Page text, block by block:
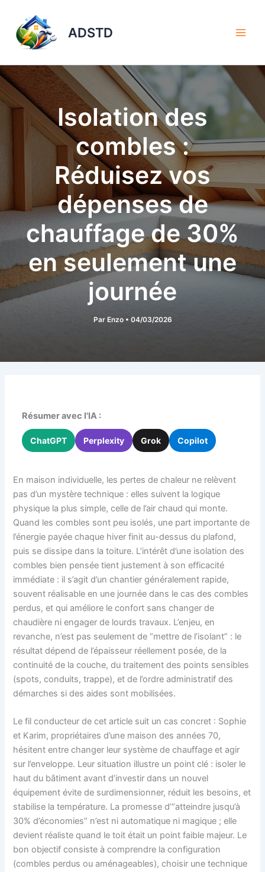
contenu
ADSTD
Isolation des
combles :
Réduisez vos
dépenses de
chauffage de 30%
en seulement une
journée
Par Enzo • 04/03/2026
Résumer avec l'IA :
ChatGPT Perplexity Grok Copilot
En maison individuelle, les pertes de chaleur ne relèvent
pas d’un mystère technique : elles suivent la logique
physique la plus simple, celle de l’air chaud qui monte.
Quand les combles sont peu isolés, une part importante de
l’énergie payée chaque hiver finit au-dessus du plafond,
puis se dissipe dans la toiture. L’intérêt d’une isolation des
combles bien pensée tient justement à son efficacité
immédiate : il s’agit d’un chantier généralement rapide,
souvent réalisable en une journée dans le cas des combles
perdus, et qui améliore le confort sans changer de
chaudière ni engager de lourds travaux. L’enjeu, en
revanche, n’est pas seulement de “mettre de l’isolant” : le
résultat dépend de l’épaisseur réellement posée, de la
continuité de la couche, du traitement des points sensibles
(spots, conduits, trappe), et de l’ordre administratif des
démarches si des aides sont mobilisées.
Le fil conducteur de cet article suit un cas concret : Sophie
et Karim, propriétaires d’une maison des années 70,
hésitent entre changer leur système de chauffage et agir
sur l’enveloppe. Leur situation illustre un point clé : isoler le
haut du bâtiment avant d’investir dans un nouvel
équipement évite de surdimensionner, réduit les besoins, et
stabilise la température. La promesse d’“atteindre jusqu’à
30% d’économies” n’est ni automatique ni magique ; elle
devient réaliste quand le toit était un point faible majeur. Le
bon objectif consiste à comprendre la configuration
(combles perdus ou aménageables), choisir une technique